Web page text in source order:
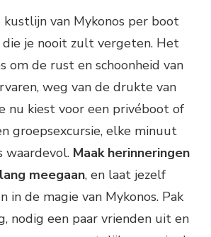
kustlijn van Mykonos per boot
die je nooit zult vergeten. Het
om de rust en schoonheid van
weg van de drukte van
nu kiest voor een privéboot of
groepsexcursie, elke minuut
waardevol. Maak herinneringen
meegaan, en laat jezelf
in de magie van Mykonos. Pak
nodig een paar vrienden uit en